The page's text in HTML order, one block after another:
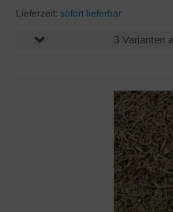
Lieferzeit: sofort lieferbar
3 Varianten